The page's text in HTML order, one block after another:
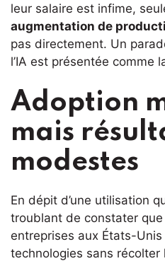
leur salaire est infime,
augmentation de
pas directement. Un
l’IA est présentée comme
Adoption
mais
modestes
En dépit d’une utilisation
troublant de constater
entreprises aux États-
technologies sans